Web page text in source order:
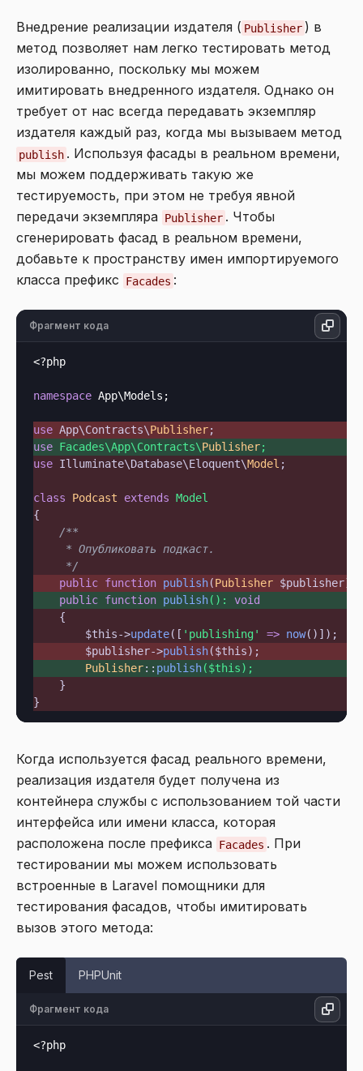
Внедрение реализации издателя ( Publisher ) в
метод позволяет нам легко тестировать метод
изолированно, поскольку мы можем
имитировать внедренного издателя. Однако он
требует от нас всегда передавать экземпляр
издателя каждый раз, когда мы вызываем метод
publish . Используя фасады в реальном времени,
мы можем поддерживать такую же
тестируемость, при этом не требуя явной
передачи экземпляра Publisher . Чтобы
сгенерировать фасад в реальном времени,
добавьте к пространству имен импортируемого
класса префикс
Facades :
Фрагмент кода
<?php
namespace App\Models;
use App\Contracts\Publisher;
use Facades\App\Contracts\Publisher;
use Illuminate\Database\Eloquent\Model ;
class Podcast extends Model
{
/**
     * Опубликовать подкаст.
     */
public function publish(Publisher $publisher):
public function publish(): void
    {
$this->update([ 'publishing' => now
        $publisher
->publish($this);
Publisher:: publish($this);
    }
Когда используется фасад реального времени,
реализация издателя будет получена из
контейнера службы с использованием той части
интерфейса или имени класса, которая
расположена после префикса Facades . При
тестировании мы можем использовать
встроенные в Laravel помощники для
тестирования фасадов, чтобы имитировать
вызов этого метода:
Pest PHPUnit
Фрагмент кода
<?php